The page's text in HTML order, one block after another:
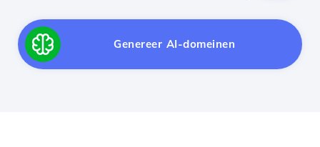
Genereer AI-domeinen